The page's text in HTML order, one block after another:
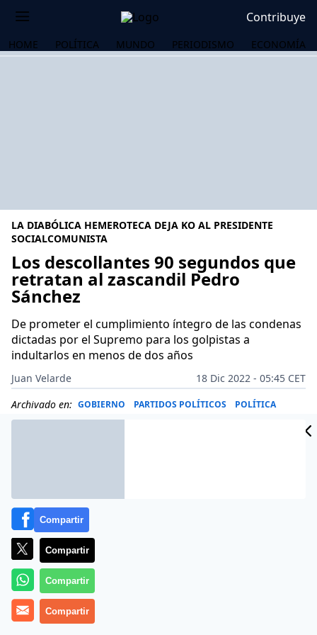
Contribuye
HOME POLÍTICA MUNDO PERIODISMO ECONOMÍA
LA DIABÓLICA HEMEROTECA DEJA KO AL PRESIDENTE
SOCIALCOMUNISTA
Los descollantes 90 segundos que
retratan al zascandil Pedro
Sánchez
De prometer el cumplimiento íntegro de las condenas
dictadas por el Supremo para los golpistas a
indultarlos en menos de dos años
Juan Velarde
18 Dic 2022 - 05:45 CET
Archivado en: GOBIERNO PARTIDOS POLÍTICOS POLÍTICA
Compartir
Compartir
Compartir
Compartir